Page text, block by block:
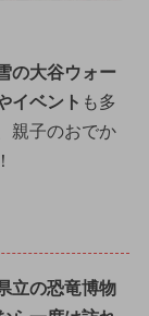
の大谷ウォー
イベント も多
親子のおでか
立の恐竜博物